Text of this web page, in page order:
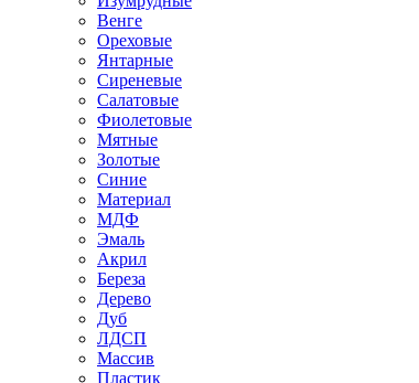
Венге
Ореховые
Янтарные
Сиреневые
Салатовые
Фиолетовые
Мятные
Золотые
Синие
Материал
МДФ
Эмаль
Акрил
Береза
Дерево
Дуб
ЛДСП
Массив
Пластик